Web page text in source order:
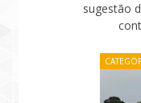
sugestão